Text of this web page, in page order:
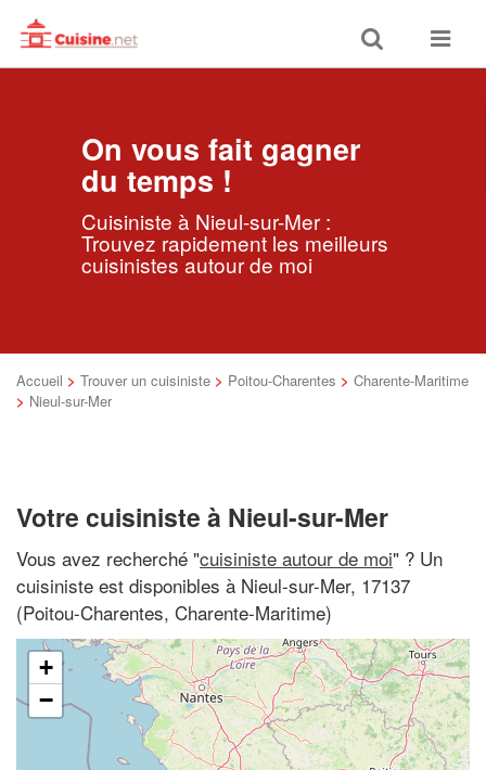
Toggle
search
Toggle
On vous fait gagner
du temps !
Cuisiniste à Nieul-sur-Mer :
Trouvez rapidement les meilleurs
cuisinistes autour de moi
Accueil > Trouver un cuisiniste > Poitou-Charentes > Charente-Maritime
> Nieul-sur-Mer
Votre cuisiniste à Nieul-sur-Mer
Vous avez recherché "cuisiniste autour de moi" ? Un
cuisiniste est disponibles à Nieul-sur-Mer, 17137
(Poitou-Charentes, Charente-Maritime)
+
−